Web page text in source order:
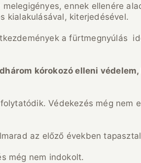
melegigényes, ennek ellenére
kialakulásával, kiterjedésével.
a fürtmegnyúlás
kórokozó elleni
Védekezés még
az előző években
még nem indokolt.